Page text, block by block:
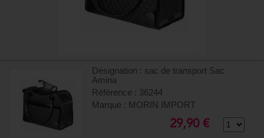
Désignation : sac de transport Sac
Amina
Référence : 36244
Marque : MORIN IMPORT
29,90 €